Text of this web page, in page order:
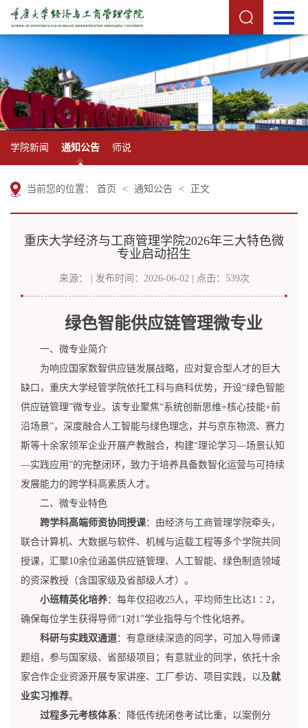
学院新闻 通知公告 师说
当前您的位置： 首页 < 通知公告 < 正文
重庆大学经济与工商管理学院2026年三大特色微
专业启动招生
来源： | 发布时间：2026-06-02 | 点击： 539次
绿色智能供应链管理微专业
一、微专业简介
为响应国家数智供应链发展战略，应对复合型人才的巨大
缺口，重庆大学经管学院依托工科与商科优势，开设“绿色智能
供应链管理”微专业。该专业聚焦“系统创新思维+核心技能+前
沿场景”，深度融合人工智能与绿色理念，并与京东物流、赛力
斯等十余家领军企业开展产教融合，构建“理论学习—场景认知
—实践应用”的完整闭环，致力于培养具备数智化运营与可持续
发展能力的跨学科高素质人才。
二、微专业特色
跨学科高端师资协同授课：由经济与工商管理学院牵头，
联合计算机、大数据与软件、机械与运载工程等多个学院共同
授课，汇聚10余位涵盖供应链管理、人工智能、绿色制造领域
的资深教授（含国家级及省部级人才）。
小班精英化培养：每年仅招收25人，平均师生比达1∶2，
确保每位学生获得导师“1对1”学业指导与个性化培养。
科研与实践双通道：有意继续深造的同学，可加入导师课
题组，参与国家级、省部级项目；有意就业的同学，依托十余
家合作企业资源开展专家讲座、工厂参访、项目实践，以及就
业实习推荐。
过程多元考核体系：降低传统闭卷考试比重，以案例分